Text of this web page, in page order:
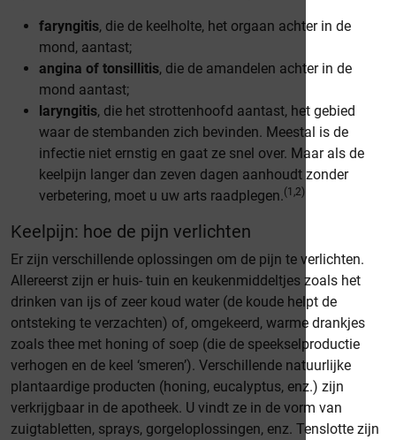
faryngitis, die de keelholte, het orgaan achter in de
mond, aantast;
angina of tonsillitis, die de amandelen achter in de
mond aantast;
laryngitis, die het strottenhoofd aantast, het gebied
waar de stembanden zich bevinden. Meestal is de
infectie niet ernstig en gaat ze snel over. Maar als de
keelpijn langer dan zeven dagen aanhoudt zonder
verbetering, moet u uw arts raadplegen.(1,2)
Keelpijn: hoe de pijn verlichten
Er zijn verschillende oplossingen om de pijn te verlichten.
Allereerst zijn er huis- tuin en keukenmiddeltjes zoals het
drinken van ijs of zeer koud water (de koude helpt de
ontsteking te verzachten) of, omgekeerd, warme drankjes
zoals thee met honing of soep (die de speekselproductie
verhogen en de keel ‘smeren’). Verschillende natuurlijke
plantaardige producten (honing, eucalyptus, enz.) zijn
verkrijgbaar in de apotheek. U vindt ze in de vorm van
zuigtabletten, sprays, gorgeloplossingen, enz. Tenslotte zijn